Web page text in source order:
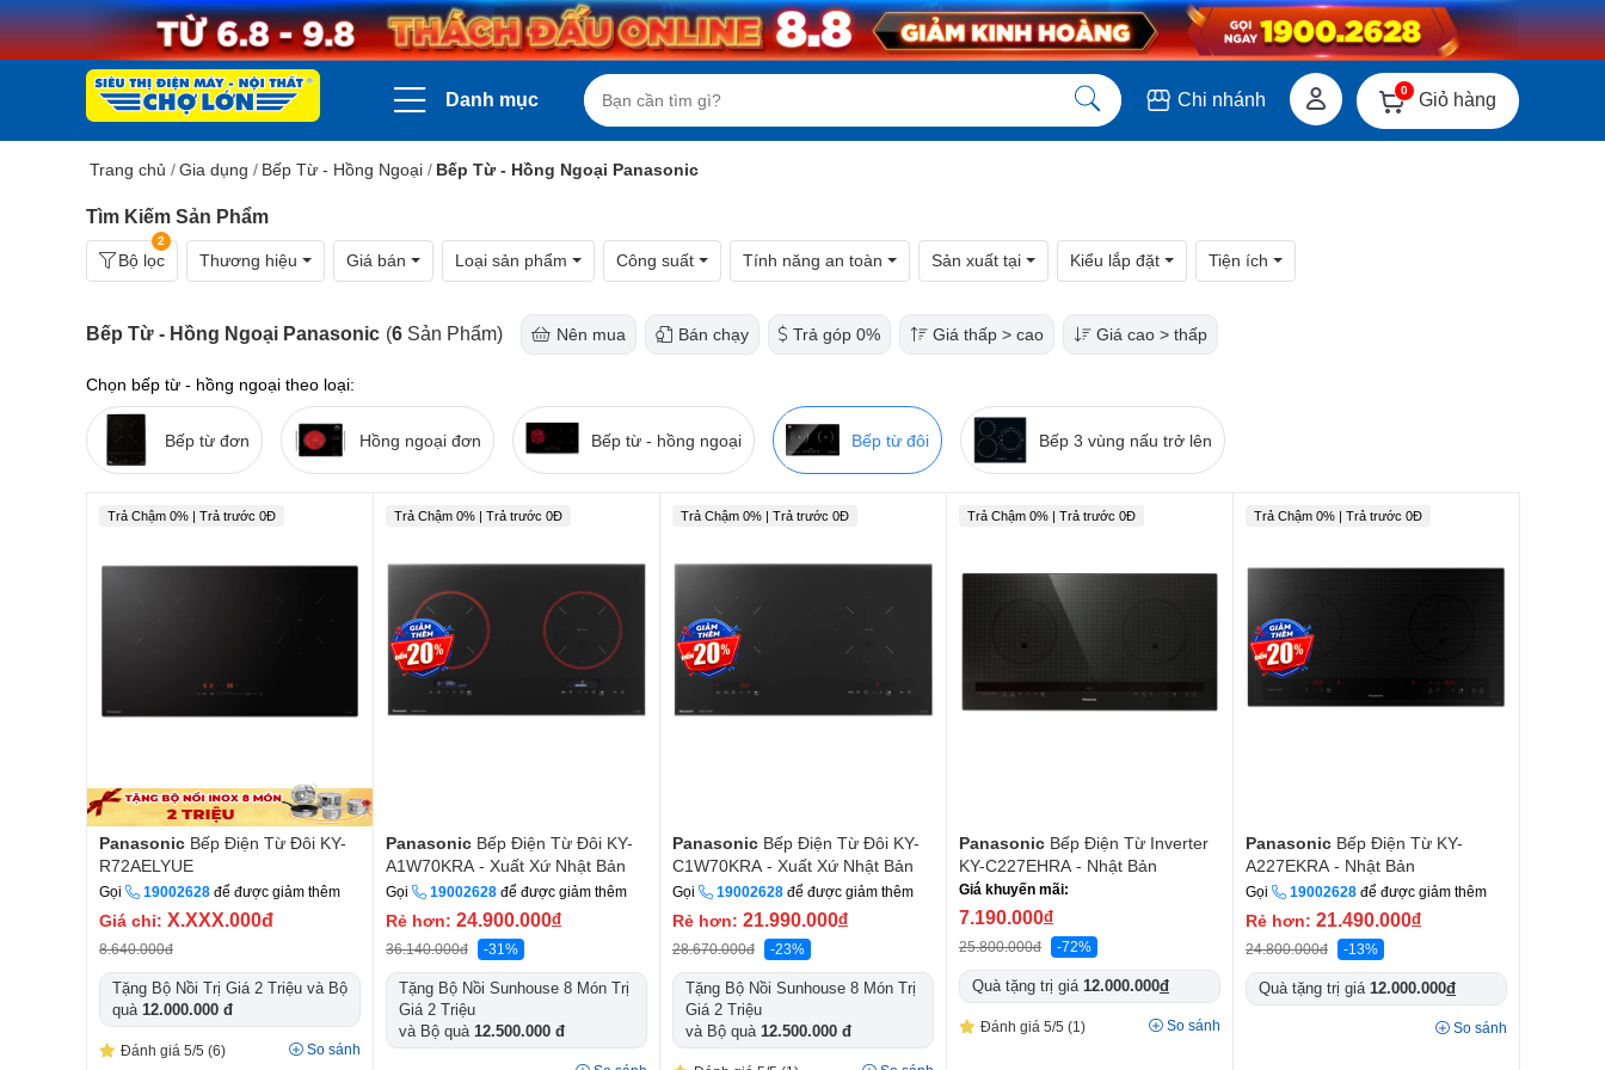
Danh mục Chi nhánh 0 Giỏ hàng
Trang chủ /Gia dụng / Bếp Từ - Hồng Ngoại / Bếp Từ - Hồng Ngoại Panasonic
Tìm Kiếm Sản Phẩm
Bộ lọc
2
Thương hiệu Giá bán Loại sản phẩm Công suất Tính năng an toàn Sản xuất tại Kiểu lắp đặt Tiện ích
Bếp Từ - Hồng Ngoại Panasonic (6 Sản Phẩm) Nên mua Bán chạy Trả góp 0% Giá thấp > cao Giá cao > thấp
Chọn bếp từ - hồng ngoại theo loại:
Bếp từ đơn Hồng ngoại đơn Bếp từ - hồng ngoại Bếp từ đôi Bếp 3 vùng nấu trở lên
Trả Chậm 0% | Trả trước 0Đ
Panasonic Bếp Điện Từ Đôi KY-
R72AELYUE
Gọi 19002628 để được giảm thêm
Giá chỉ: X.XXX.000đ
8.640.000đ
Tặng Bộ Nồi Trị Giá 2 Triệu và Bộ
quà 12.000.000 đ
Đánh giá 5/5 (6) So sánh
Trả Chậm 0% | Trả trước 0Đ
Panasonic Bếp Điện Từ Đôi KY-
A1W70KRA - Xuất Xứ Nhật Bản
Gọi 19002628 để được giảm thêm
Rẻ hơn: 24.900.000đ
36.140.000đ -31%
Tặng Bộ Nồi Sunhouse 8 Món Trị
Giá 2 Triệu
và Bộ quà 12.500.000 đ
Trả Chậm 0% | Trả trước 0Đ
Panasonic Bếp Điện Từ Đôi KY-
C1W70KRA - Xuất Xứ Nhật Bản
Gọi 19002628 để được giảm thêm
Rẻ hơn: 21.990.000đ
28.670.000đ -23%
Tặng Bộ Nồi Sunhouse 8 Món Trị
Giá 2 Triệu
và Bộ quà 12.500.000 đ
Trả Chậm 0% | Trả trước 0Đ
Panasonic Bếp Điện Từ Inverter
KY-C227EHRA - Nhật Bản
Giá khuyến mãi:
7.190.000đ
25.800.000đ -72%
Quà tặng trị giá 12.000.000đ
Đánh giá 5/5 (1) So sánh
Trả Chậm 0% | Trả trước 0Đ
Panasonic Bếp Điện Từ KY-
A227EKRA - Nhật Bản
Gọi 19002628 để được giảm thêm
Rẻ hơn: 21.490.000đ
24.800.000đ -13%
Quà tặng trị giá 12.000.000đ
So sánh